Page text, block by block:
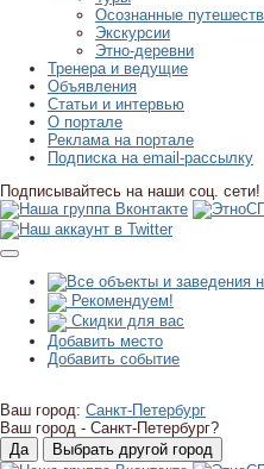
Осознанные
Экскурсии
Этно-деревни
Тренера и ведущие
Объявления
Статьи и интервью
О портале
Реклама на портале
Подписка на email-рассылку
Подписывайтесь на наши соц. сети!
Рекомендуем!
Скидки для вас
Добавить место
Добавить событие
Ваш город: Санкт-Петербург
Ваш город - Санкт-Петербург?